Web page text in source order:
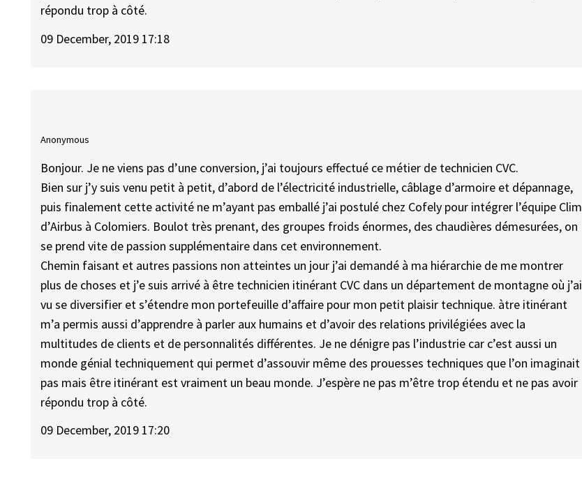
répondu trop à côté.
09 December, 2019 17:18
Anonymous
Bonjour. Je ne viens pas d’une conversion, j’ai toujours effectué ce métier de technicien CVC.
Bien sur j’y suis venu petit à petit, d’abord de l’électricité industrielle, câblage d’armoire et dépannage,
puis finalement cette activité ne m’ayant pas emballé j’ai postulé chez Cofely pour intégrer l’équipe Clim
d’Airbus à Colomiers. Boulot très prenant, des groupes froids énormes, des chaudières démesurées, on
se prend vite de passion supplémentaire dans cet environnement.
Chemin faisant et autres passions non atteintes un jour j’ai demandé à ma hiérarchie de me montrer
plus de choses et j’e suis arrivé à être technicien itinérant CVC dans un département de montagne où j’ai
vu se diversifier et s’étendre mon portefeuille d’affaire pour mon petit plaisir technique. àtre itinérant
m’a permis aussi d’apprendre à parler aux humains et d’avoir des relations privilégiées avec la
multitudes de clients et de personnalités différentes. Je ne dénigre pas l’industrie car c’est aussi un
monde génial techniquement qui permet d’assouvir même des prouesses techniques que l’on imaginait
pas mais être itinérant est vraiment un beau monde. J’espère ne pas m’être trop étendu et ne pas avoir
répondu trop à côté.
09 December, 2019 17:20